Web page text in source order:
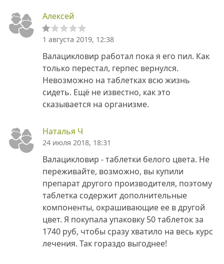
Алексей
1 августа 2019, 12:38
Валацикловир работал пока я его пил. Как
только перестал, герпес вернулся.
Невозможно на таблетках всю жизнь
сидеть. Ещё не известно, как это
сказывается на организме.
Наталья Ч
24 июля 2018, 18:31
Валацикловир - таблетки белого цвета. Не
переживайте, возможно, вы купили
препарат другого производителя, поэтому
таблетка содержит дополнительные
компоненты, окрашивающие ее в другой
цвет. Я покупала упаковку 50 таблеток за
1740 руб, чтобы сразу хватило на весь курс
лечения. Так гораздо выгоднее!